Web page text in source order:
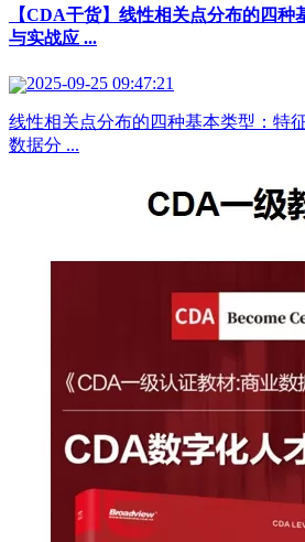
【CDA干货】线性相关点分布的四种
与实战应 ...
2025-09-25 09:47:21
线性相关点分布的四种基本类型：特
数据分 ...